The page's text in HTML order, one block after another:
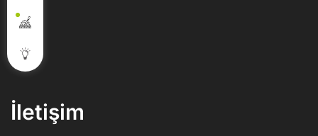
İletişim